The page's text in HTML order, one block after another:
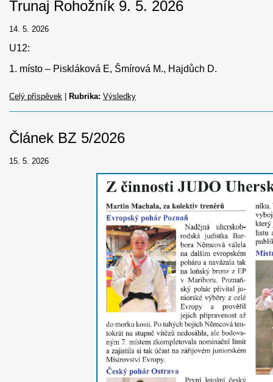
Trunaj Rohožník 9. 5. 2026
14. 5. 2026
U12:
1. místo – Piskláková E, Šmírová M., Hajdůch D.
Celý příspěvek Rubrika: Výsledky
Článek BZ 5/2026
15. 5. 2026